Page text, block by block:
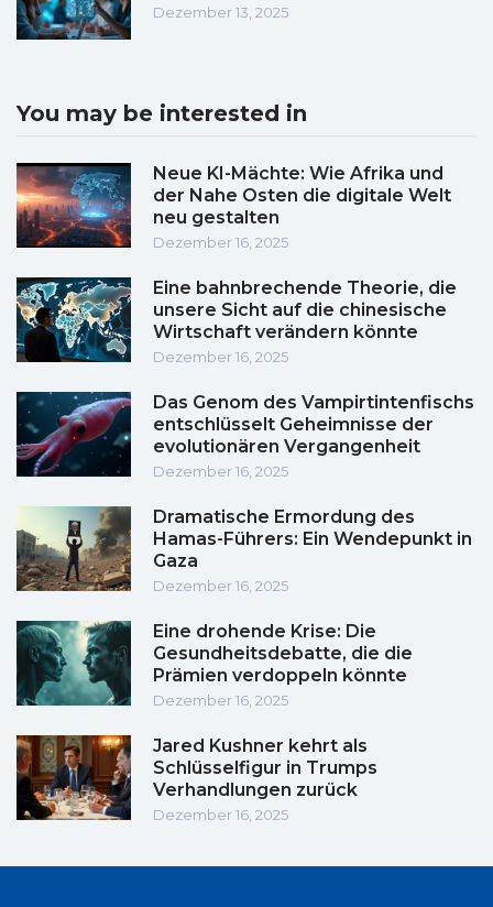
Dezember 13, 2025
You may be interested in
Neue KI-Mächte: Wie Afrika und
der Nahe Osten die digitale Welt
neu gestalten
Dezember 16, 2025
Eine bahnbrechende Theorie, die
unsere Sicht auf die chinesische
Wirtschaft verändern könnte
Dezember 16, 2025
Das Genom des Vampirtintenfischs
entschlüsselt Geheimnisse der
evolutionären Vergangenheit
Dezember 16, 2025
Dramatische Ermordung des
Hamas-Führers: Ein Wendepunkt in
Gaza
Dezember 16, 2025
Eine drohende Krise: Die
Gesundheitsdebatte, die die
Prämien verdoppeln könnte
Dezember 16, 2025
Jared Kushner kehrt als
Schlüsselfigur in Trumps
Verhandlungen zurück
Dezember 16, 2025